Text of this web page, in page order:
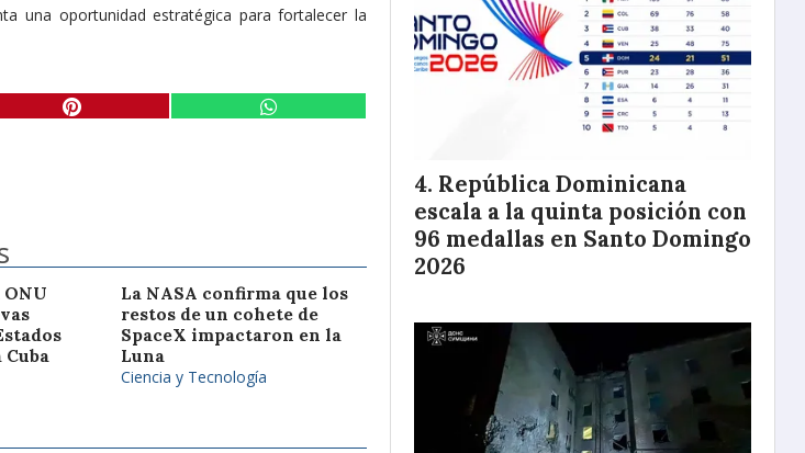
una oportunidad estratégica para fortalecer la
La NASA confirma que los
restos de un cohete de
SpaceX impactaron en la
Luna
Ciencia y Tecnología
República Dominicana
escala a la quinta posición con
96 medallas en Santo Domingo
2026